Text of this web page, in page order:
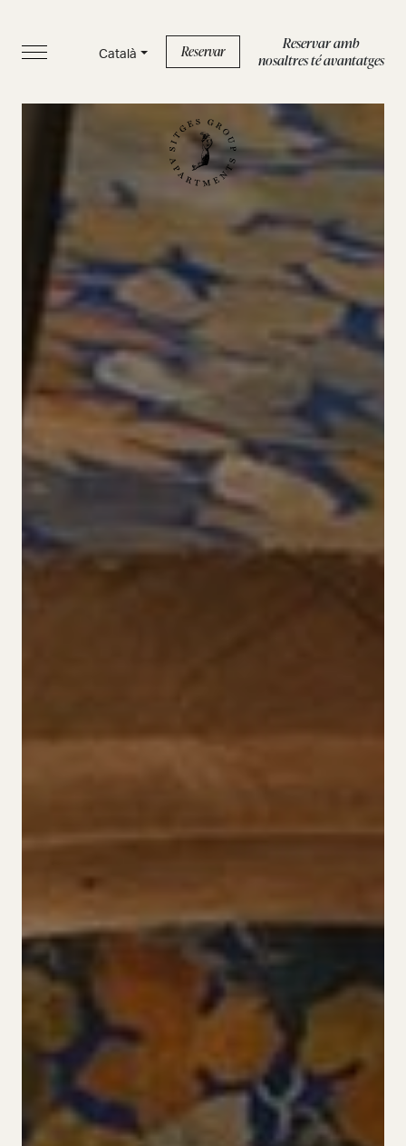
Català Reservar
Reservar amb
nosaltres té avantatges
INICI
APARTAMENTS
SERVEIS
BOUTIQUE
SOBRE NOSALTRES
BLOG
FAQS
Política de privacidad
Cookies
DE.